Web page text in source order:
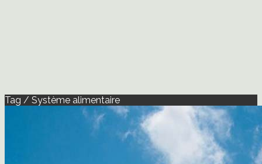
Tag / Système alimentaire